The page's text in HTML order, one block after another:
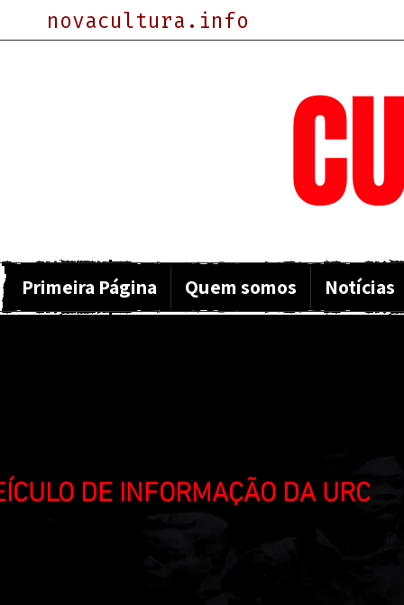
novacultura.info
Primeira Página Quem somos Notícias
DE INFORMAÇÃO DA URC